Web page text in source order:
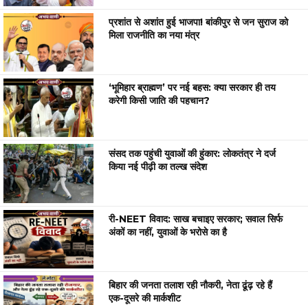
प्रशांत से अशांत हुई भाजपा! बांकीपुर से जन सुराज को
मिला राजनीति का नया मंत्र
‘भूमिहार ब्राह्मण’ पर नई बहस: क्या सरकार ही तय
करेगी किसी जाति की पहचान?
संसद तक पहुंची युवाओं की हुंकार: लोकतंत्र ने दर्ज
किया नई पीढ़ी का तल्ख संदेश
री-NEET विवाद: साख बचाइए सरकार; सवाल सिर्फ
अंकों का नहीं, युवाओं के भरोसे का है
बिहार की जनता तलाश रही नौकरी, नेता ढूंढ़ रहे हैं
एक-दूसरे की मार्कशीट